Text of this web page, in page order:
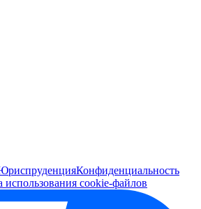
Конфиденциальность
использования cookie-файлов